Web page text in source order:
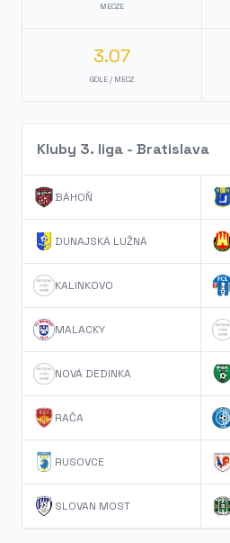
MECZE
3.07
GOLE / MECZ
Kluby 3. liga - Bratislava
BÁHOŇ
DUNAJSKÁ LUŽNÁ
KALINKOVO
MALACKY
NOVÁ DEDINKA
RAČA
RUSOVCE
SLOVAN MOST